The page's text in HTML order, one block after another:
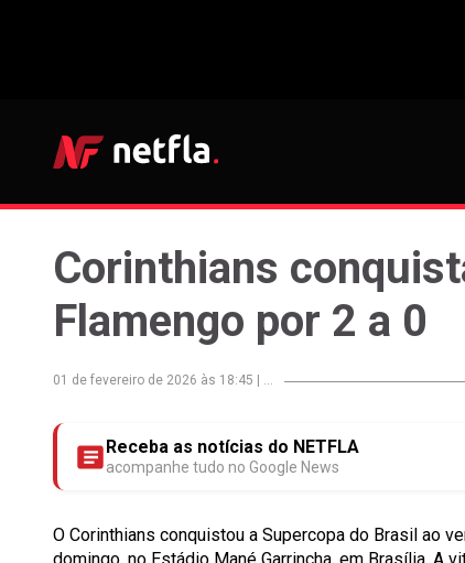
Corinthians
Flamengo por 2 a 0
01 de fevereiro de 2026 às 18:45 ...
Receba as notícias do NETFLA
acompanhe tudo no Google News
O Corinthians conquistou a Supercopa do Brasil ao